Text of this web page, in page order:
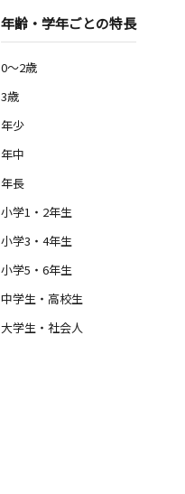
年齢・学年ごとの特長
0～2歳
3歳
年少
年中
年長
小学1・2年生
小学3・4年生
小学5・6年生
中学生・高校生
大学生・社会人